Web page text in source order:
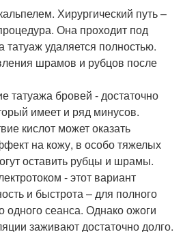
Хирургический путь –
Она проходит под
удаляется полностью.
шрамов и рубцов после
татуажа бровей - достаточно
имеет и ряд минусов.
кислот может оказать
на кожу, в особо тяжелых
оставить рубцы и шрамы.
- этот вариант
и быстрота – для полного
одного сеанса. Однако ожоги
заживают достаточно долго.